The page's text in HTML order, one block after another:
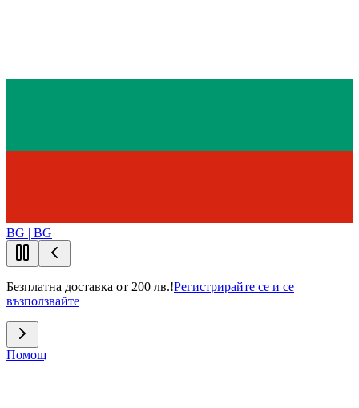
BG | BG
Безплатна доставка от 200 лв.!Регистрирайте се и се
възползвайте
Помощ